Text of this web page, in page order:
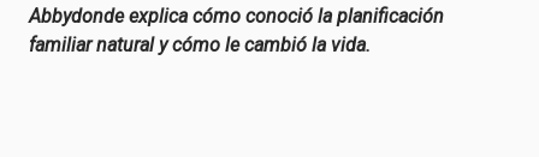
Abbydonde explica cómo conoció la planificación
familiar natural y cómo le cambió la vida.